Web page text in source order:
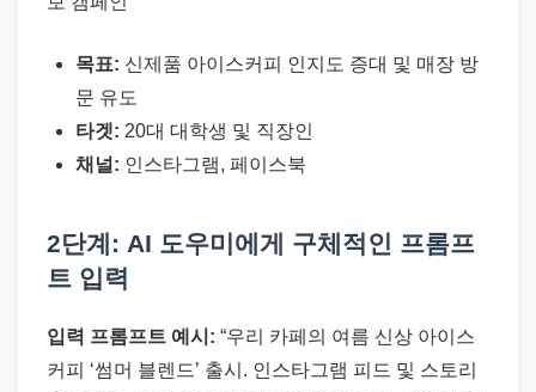
목표: 신제품 아이스커피 인지도 증대 및 매장 방
문 유도
타겟: 20대 대학생 및 직장인
채널: 인스타그램, 페이스북
2단계: AI 도우미에게 구체적인 프롬프
트 입력
입력 프롬프트 예시: “우리 카페의 여름 신상 아이스
커피 ‘썸머 블렌드’ 출시. 인스타그램 피드 및 스토리